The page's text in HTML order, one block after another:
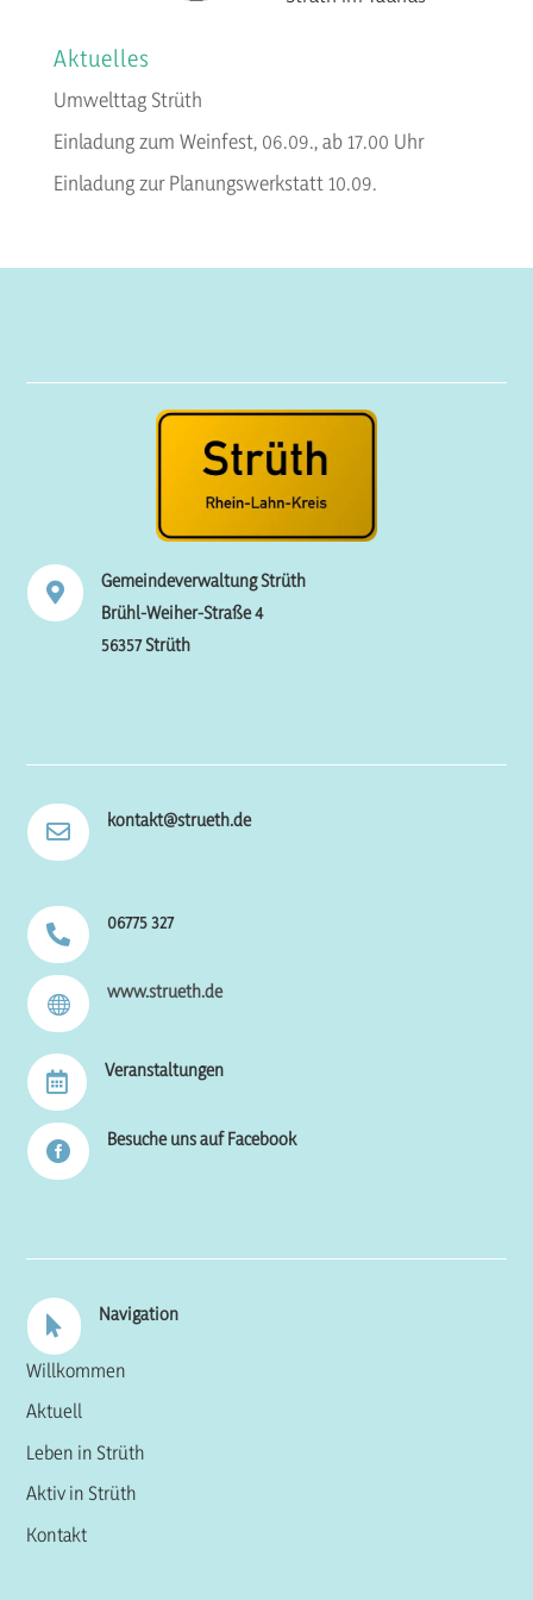
Aktuelles
Umwelttag Strüth
Einladung zum Weinfest, 06.09., ab 17.00 Uhr
Einladung zur Planungswerkstatt 10.09.

Gemeindeverwaltung Strüth
Brühl-Weiher-Straße 4
56357 Strüth
 kontakt@strueth.de
 06775 327

www.strueth.de
 Veranstaltungen

Besuche uns auf Facebook
 Navigation
Willkommen
Aktuell
Leben in Strüth
Aktiv in Strüth
Kontakt